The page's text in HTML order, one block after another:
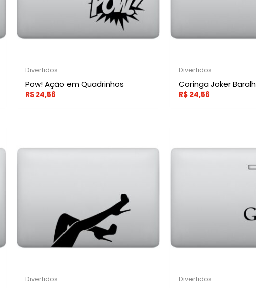
Divertidos
Pow! Ação em Quadrinhos
R$ 24,56
Divertidos
Coringa Joker
R$ 24,56
Divertidos Divertidos